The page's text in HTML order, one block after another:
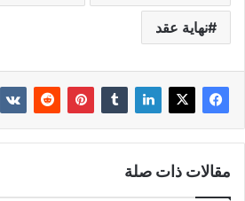
نهاية عقد
مقالات ذات صلة